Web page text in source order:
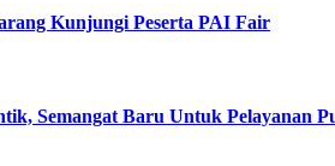
Kunjungi Peserta PAI Fair
Semangat Baru Untuk Pelayanan